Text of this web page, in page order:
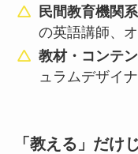
民間教育機関系
の英語講師、
教材・コンテ
ュラムデザイ
「教える」だけ